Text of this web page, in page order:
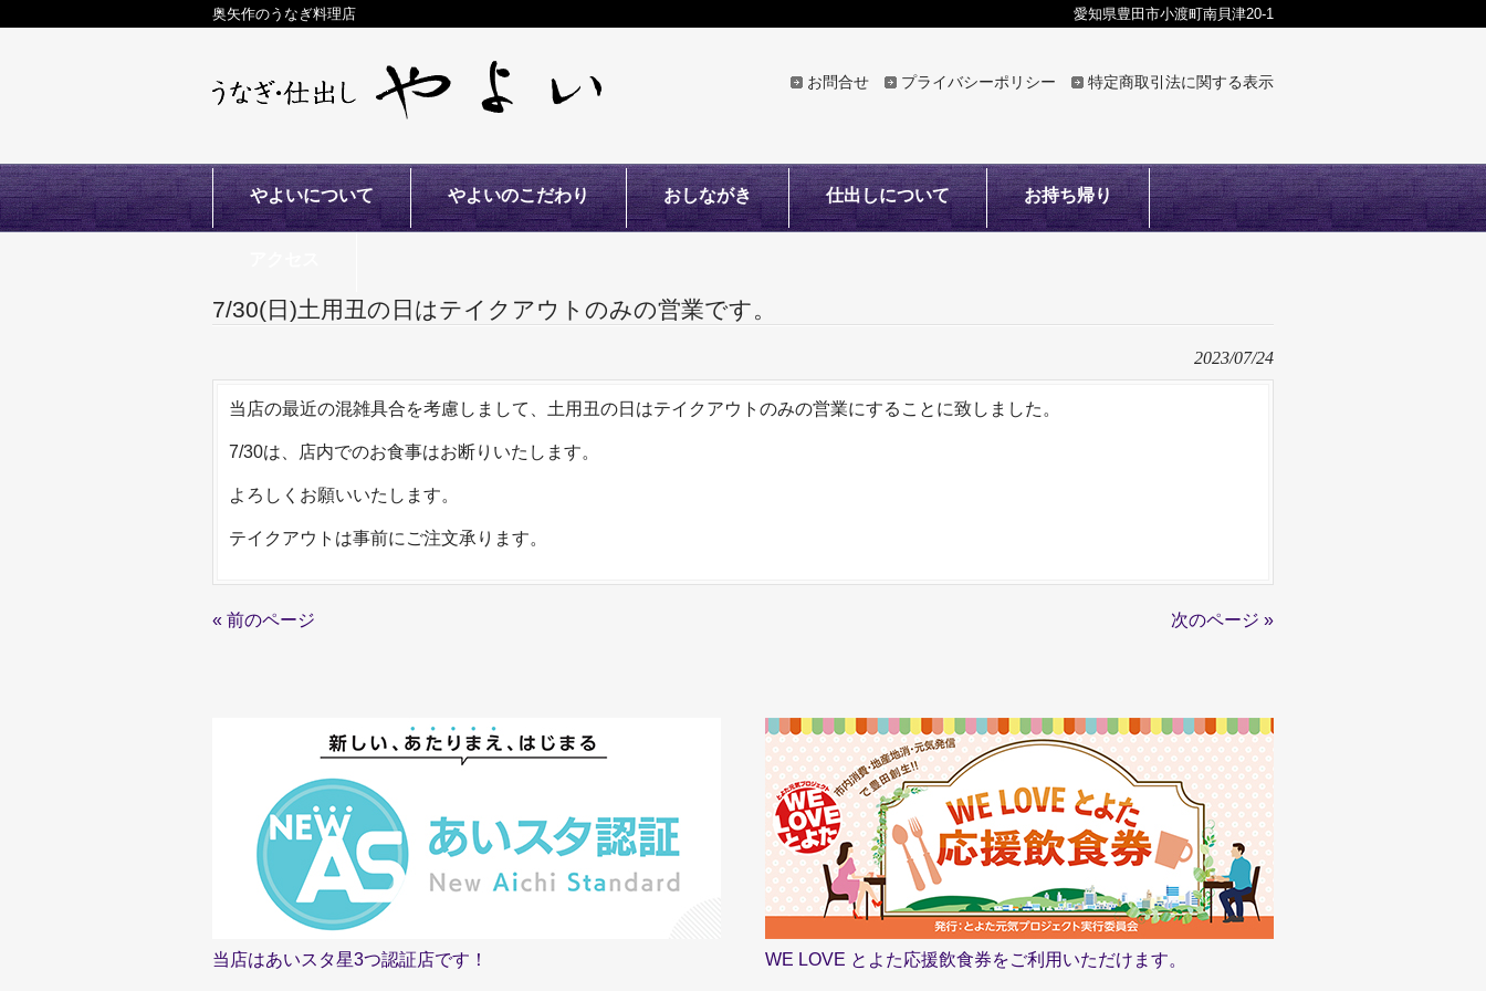
奥矢作のうなぎ料理店 愛知県豊田市小渡町南貝津20-1
お問合せ プライバシーポリシー 特定商取引法に関する表示
やよいについて やよいのこだわり おしながき 仕出しについて お持ち帰り
7/30(日)土用丑の日はテイクアウトのみの営業です。
2023/07/24
当店の最近の混雑具合を考慮しまして、土用丑の日はテイクアウトのみの営業にすることに致しました。
7/30は、店内でのお食事はお断りいたします。
よろしくお願いいたします。
テイクアウトは事前にご注文承ります。
« 前のページ 次のページ »
当店はあいスタ星3つ認証店です！ WE LOVE とよた応援飲食券をご利用いただけます。